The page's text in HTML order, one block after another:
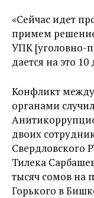
«Сейчас идет
примем
УПК [уголовно-
дается на это
Конфликт
органами
двоих
Свердловского
Тилека
тысяч сомов на
Горького в